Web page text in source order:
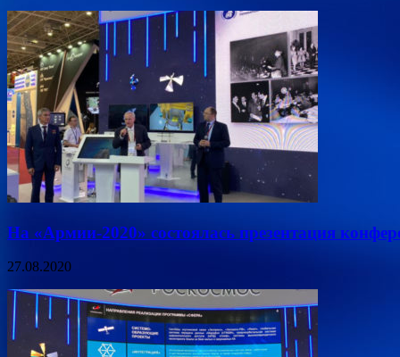
На «Армии-2020» состоялась презентация
27.08.2020